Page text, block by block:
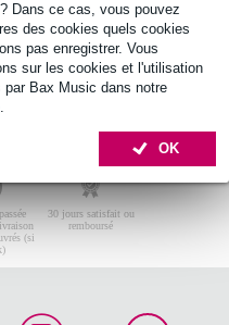
Dans ce cas, vous pouvez
des cookies quels cookies
pas enregistrer. Vous
sur les cookies et l'utilisation
par Bax Music dans notre
.
OK
(si
30 jours satisfait ou
remboursé